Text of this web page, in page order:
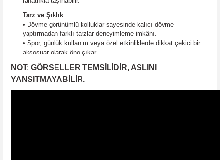
Tarz ve Şıklık
• Dövme görünümlü kolluklar sayesinde kalıcı dövme
yaptırmadan farklı tarzlar deneyimleme imkânı.
• Spor, günlük kullanım veya özel etkinliklerde dikkat çekici bir
aksesuar olarak öne çıkar.
NOT: GÖRSELLER TEMSİLİDİR, ASLINI
YANSITMAYABİLİR.